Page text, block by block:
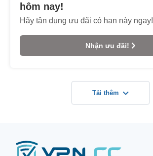
hôm nay!
Hãy tận dụng ưu đãi có hạn này ngay!
Nhận ưu đãi!
Tải thêm